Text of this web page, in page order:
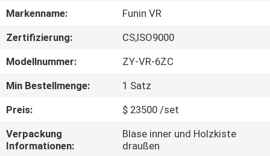
UNS
FABRIK-
TOUR
QUALITÄTSKONTROLLE
Markenname:
Funin VR
Zertifizierung:
CS,ISO9000
Modellnummer:
ZY-VR-6ZC
Min Bestellmenge:
1 Satz
Preis:
$ 23500 /set
Verpackung
Informationen:
Blase inner und Holzkiste
draußen